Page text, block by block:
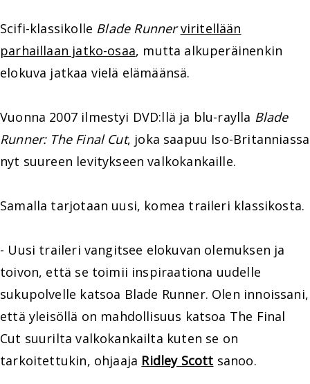
Scifi-klassikolle Blade Runner viritellään
parhaillaan jatko-osaa, mutta alkuperäinenkin
elokuva jatkaa vielä elämäänsä.
Vuonna 2007 ilmestyi DVD:llä ja blu-raylla Blade
Runner: The Final Cut, joka saapuu Iso-Britanniassa
nyt suureen levitykseen valkokankaille.
Samalla tarjotaan uusi, komea traileri klassikosta.
- Uusi traileri vangitsee elokuvan olemuksen ja
toivon, että se toimii inspiraationa uudelle
sukupolvelle katsoa Blade Runner. Olen innoissani,
että yleisöllä on mahdollisuus katsoa The Final
Cut suurilta valkokankailta kuten se on
tarkoitettukin, ohjaaja Ridley Scott sanoo.